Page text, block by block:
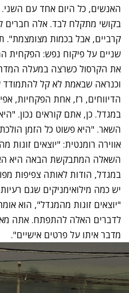
האנשים, כל היום אחד עם
בקושי מתקלח לבד. אלה חברים
קרביים, אבל בכמות מצומצמת".
שניים על פיקוח נפש: הפקחית
את הקרסול כשרצה במעלה
וכנראה שבאמת לא קל להתמודד
הדיווחים, רז, אחת הפקחיות,
במגדל. כן, אתם קוראים נכון.
השאר. "היא פשוט כל הזמן
אווירה רומנטית: "יוצאים זוגות
השאלה המתבקשת הבאה היא
במגדל, הודות לאותה צפיפות
יש כמה מילואימניקים שגם
"יוצאים זוגות מהמגדל", הוא
לדברים האלה להתפתח. אתה
מדבר איתו על פרטים אישיים".